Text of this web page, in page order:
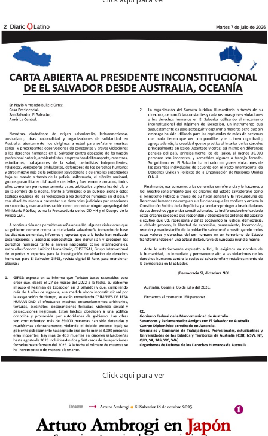
Click aqui para ver